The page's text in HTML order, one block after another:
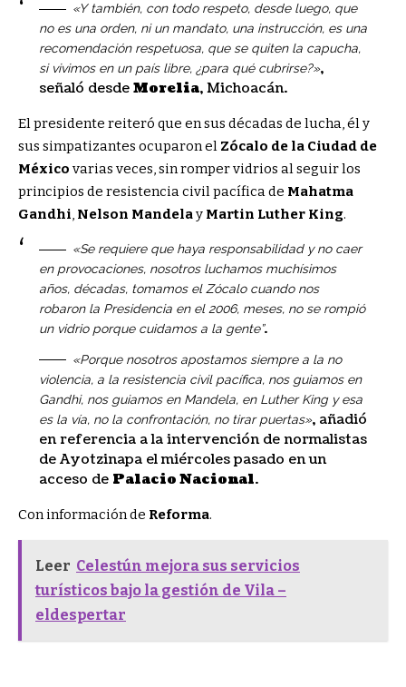
«Y también, con todo respeto, desde luego, que
no es una orden, ni un mandato, una instrucción, es una
recomendación respetuosa, que se quiten la capucha,
si vivimos en un país libre, ¿para qué cubrirse?»,
señaló desdeMorelia, Michoacán.
El presidente reiteró que en sus décadas de lucha, él y
sus simpatizantes ocuparon el Zócalo de la Ciudad de
México varias veces, sin romper vidrios al seguir los
principios de resistencia civil pacífica de Mahatma
Gandhi, Nelson Mandelay Martin Luther King.
«Se requiere que haya responsabilidad y no caer
en provocaciones, nosotros luchamos muchísimos
años, décadas, tomamos el Zócalo cuando nos
robaron la Presidencia en el 2006, meses, no se rompió
un vidrio porque cuidamos a la gente”.
«Porque nosotros apostamos siempre a la no
violencia, a la resistencia civil pacífica, nos guiamos en
Gandhi, nos guiamos en Mandela, en Luther King y esa
es la vía, no la confrontación, no tirar puertas», añadió
en referencia a la intervención de normalistas
de Ayotzinapa el miércoles pasado en un
acceso de Palacio Nacional.
Con información de Reforma.
Leer Celestún mejora sus servicios
turísticos bajo la gestión de Vila –
eldespertar